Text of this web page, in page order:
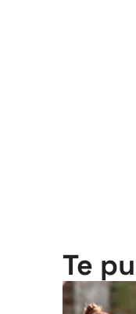
Te